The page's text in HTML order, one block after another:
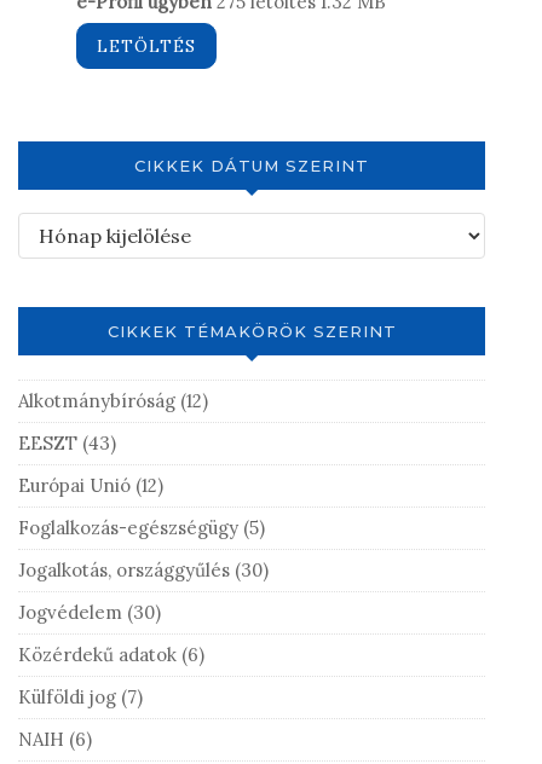
LETÖLTÉS
CIKKEK DÁTUM SZERINT
CIKKEK TÉMAKÖRÖK SZERINT
Alkotmánybíróság (12)
EESZT (43)
Európai Unió (12)
Foglalkozás-egészségügy (5)
Jogalkotás, országgyűlés (30)
Jogvédelem (30)
Közérdekű adatok (6)
Külföldi jog (7)
NAIH (6)